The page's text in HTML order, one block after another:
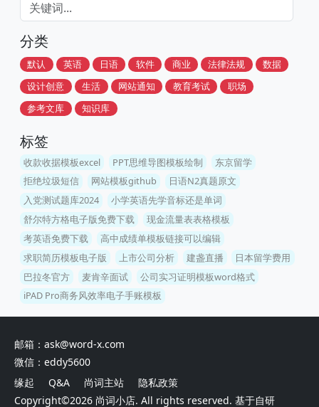
分类
默认 英语 日语 软件 商业 法律法规
数据
设计创意
生活 网站通知 教育考试
职场
参考文库
知识库
标签
收款收据模板excel PPT思维导图模板绘制
东京留学
拒绝垃圾短信
网站模板github
日语N2真题原文
入党测试题库2024
小学英语先学音标还是单词
舒尔特方格电子版免费下载
现金流量表表格模板
考英语免费下载
高中成绩单模板链接可以编辑
求职简历模板电子版
上市公司分析 建盏直播
日本留学费用
巴拉冬官方
麦肯辛面试
公司实习证明模板word格式
iPAD Pro商务风效率电子手账模板
邮箱：ask@word-x.com
微信：eddy5600
缘起
Q&A 尚词主站
隐私政策
Copyright©2026 尚词小店. All rights reserved. 基于自研